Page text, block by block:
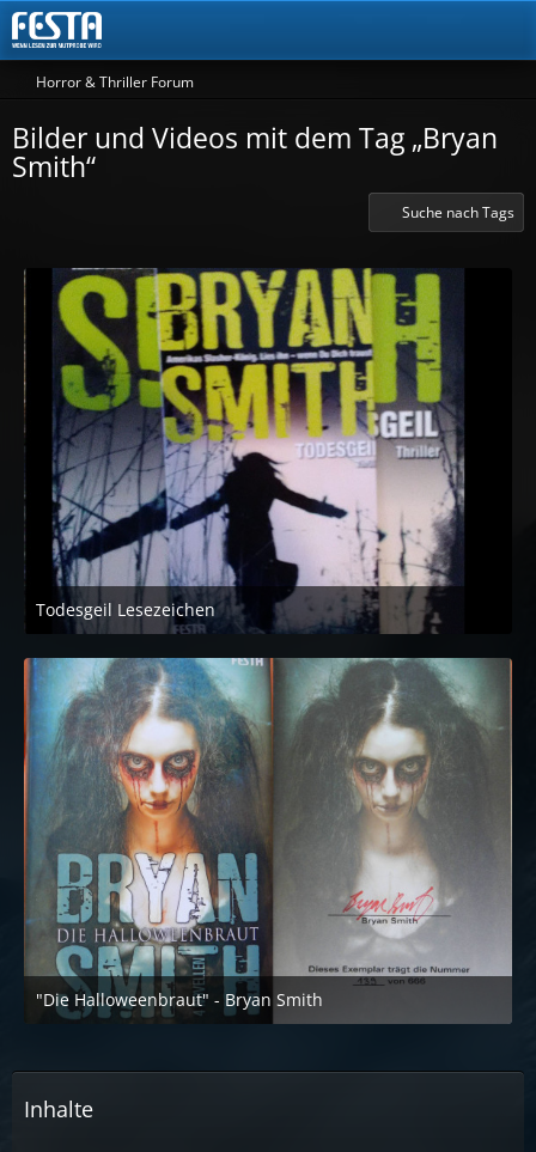
Horror & Thriller Forum
Bilder und Videos mit dem Tag „Bryan
Smith“
Suche nach Tags
Todesgeil Lesezeichen
12. Mai 2018 um 18:01
1
"Die Halloweenbraut" - Bryan Smith
25. März 2017 um 12:00
Inhalte